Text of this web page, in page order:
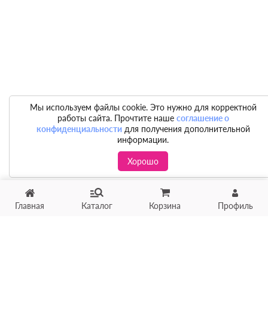
Главная Каталог Корзина Профиль
Мы используем файлы cookie. Это нужно для корректной
работы сайта. Прочтите наше соглашение о
конфиденциальностидля получения дополнительной
информации.
Хорошо